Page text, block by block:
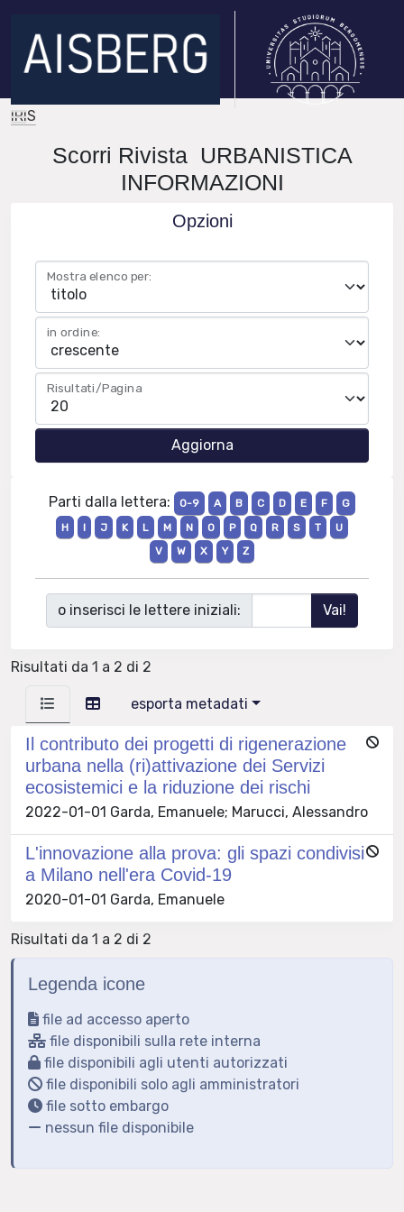
IRIS
Scorri Rivista URBANISTICA
INFORMAZIONI
Opzioni
Mostra elenco per:
in ordine:
Risultati/Pagina
Parti dalla lettera: 0-9 A B C D E F
G
H
I J K L M N O P Q R S T
U
V
W X Y Z
o inserisci le lettere iniziali:
Risultati da 1 a 2 di 2
esporta metadati
Il contributo dei progetti di rigenerazione
urbana nella (ri)attivazione dei Servizi
ecosistemici e la riduzione dei rischi
2022-01-01 Garda, Emanuele; Marucci, Alessandro
L'innovazione alla prova: gli spazi condivisi
a Milano nell'era Covid-19
2020-01-01 Garda, Emanuele
Risultati da 1 a 2 di 2
Legenda icone
file ad accesso aperto
file disponibili sulla rete interna
file disponibili agli utenti autorizzati
file disponibili solo agli amministratori
file sotto embargo
nessun file disponibile